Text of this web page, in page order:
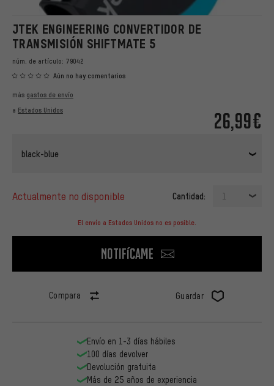
JTEK ENGINEERING CONVERTIDOR DE
TRANSMISIÓN SHIFTMATE 5
núm. de artículo: 79042
Aún no hay comentarios
26,99€
más gastos de envío
a Estados Unidos
black-blue
actualmente no disponible Cantidad: 1
El envío a Estados Unidos no es posible.
Notifícame
Compara Guardar
Envío en 1-3 días hábiles
100 días devolver
Devolución gratuita
Más de 25 años de experiencia